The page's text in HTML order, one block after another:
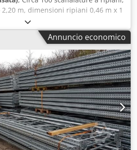
compensazione, usata
zincata per livellare i montanti
vengono installati su un pavimento
di carico con indicazioni dei carichi
produttore e numero di lotto
x 3 mm I vostri referenti presso la
Evering Sig.: Mario Klöver Sig.:
generali sull’articolo: Questo
per il ritiro in loco.
o spedizione aggiuntivi saranno
in base al luogo di consegna o
m, dimensioni ripiani 0,46 m x 1
in blocco: Prezzo, franco
€ (netti), smontate, imballate e
Aclof Produttore: Dexion Tipo:
sconosciuto Altezza
di telai: 144 unità Ripiani: 46 ×
396 unità Profondità campo:
buone Disponibilità: immediata
di Frankenberg P.S. Potrebbe
dei nuovi supporti per i ripiani!
Annuncio economico